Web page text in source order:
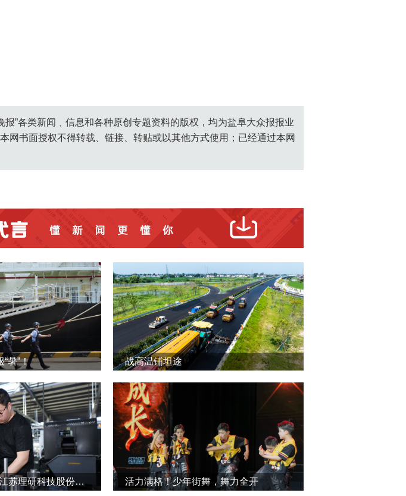
报”各类新闻﹑信息和各种原创专题资料的版权，均为盐阜大众报报业
网书面授权不得转载、链接、转贴或以其他方式使用；已经通过本网
暑”！ 战高温铺坦途
盐城焕新记丨走进江苏理研科技股份有限公司 活力满格！少年街舞，舞力全开